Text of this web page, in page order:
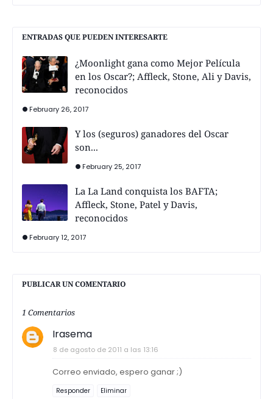
ENTRADAS QUE PUEDEN INTERESARTE
¿Moonlight gana como Mejor Película
en los Oscar?; Affleck, Stone, Ali y Davis,
reconocidos
February 26, 2017
Y los (seguros) ganadores del Oscar
son...
February 25, 2017
La La Land conquista los BAFTA;
Affleck, Stone, Patel y Davis,
reconocidos
February 12, 2017
PUBLICAR UN COMENTARIO
1 Comentarios
Irasema
8 de agosto de 2011 a las 13:16
Correo enviado, espero ganar ;)
Responder Eliminar